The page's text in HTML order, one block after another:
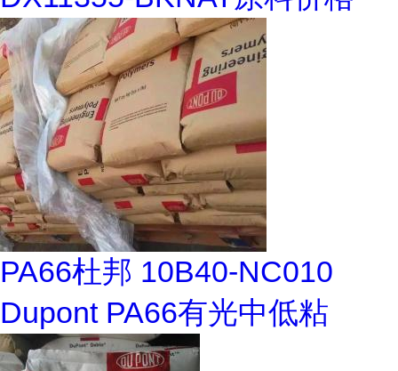
PA66杜邦 10B40-NC010
Dupont PA66有光中低粘